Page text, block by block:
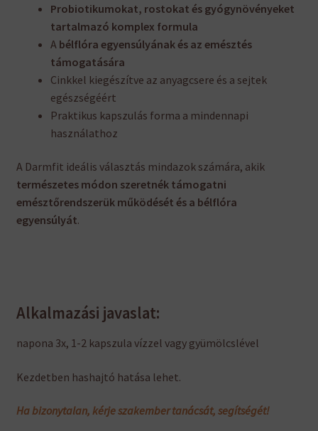
Probiotikumokat, rostokat és gyógynövényeket
tartalmazó komplex formula
A bélflóra egyensúlyának és az emésztés
támogatására
Cinkkel kiegészítve az anyagcsere és a sejtek
egészségéért
Praktikus kapszulás forma a mindennapi
használathoz
A Darmfit ideális választás mindazok számára, akik
természetes módon szeretnék támogatni
emésztőrendszerük működését és a bélflóra
egyensúlyát.
Alkalmazási javaslat:
napona 3x, 1-2 kapszula vízzel vagy gyümölcslével
Kezdetben hashajtó hatása lehet.
Ha bizonytalan, kérje szakember tanácsát, segítségét!